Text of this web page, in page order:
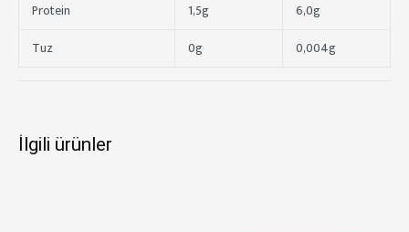
Protein
1,5g
6,0g
Tuz
0g 0,004g
İlgili ürünler